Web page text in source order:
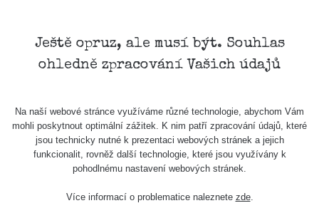
Podpořte nás
Studnice
Kontakt
Ještě opruz, ale musí být. Souhlas
ohledně zpracování Vašich údajů
Na naší webové stránce využíváme různé technologie, abychom Vám
mohli poskytnout optimální zážitek. K nim patří zpracování údajů, které
jsou technicky nutné k prezentaci webových stránek a jejich
funkcionalit, rovněž další technologie, které jsou využívány k
pohodlnému nastavení webových stránek.
Více informací o problematice naleznete zde.